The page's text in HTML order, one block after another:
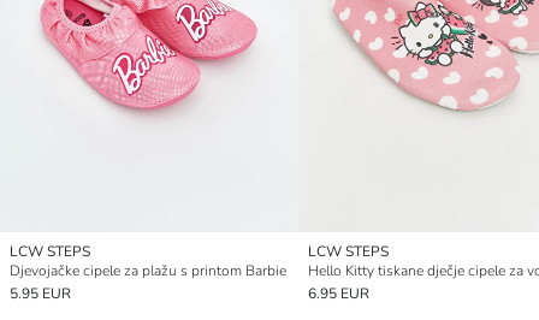
LCW STEPS
Djevojačke cipele za plažu s printom Barbie
5.95 EUR
LCW STEPS
Hello Kitty tiskane dječje cipele za
6.95 EUR